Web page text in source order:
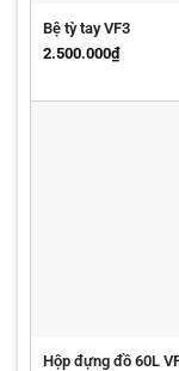
Bệ tỳ tay VF3
2.500.000₫
Hộp đựng đồ 60L